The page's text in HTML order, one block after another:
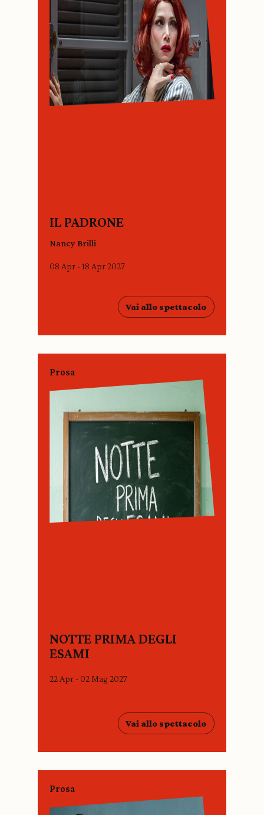
IL PADRONE
Nancy Brilli
08 Apr - 18 Apr 2027
Vai allo spettacolo
Prosa
NOTTE PRIMA DEGLI
ESAMI
22 Apr - 02 Mag 2027
Vai allo spettacolo
Prosa